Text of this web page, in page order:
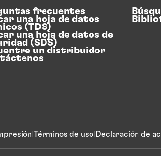
frecuentes
una hoja de datos
(TDS)
una hoja de datos de
(SDS)
un distribuidor
Términos de uso Declaración de